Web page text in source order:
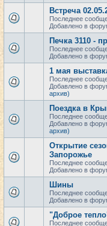
Встреча
Последнее
Добавлено в
Печка 3110 -
Последнее
Добавлено в
1 мая
Последнее
Добавлено в
архив)
Поездка в
Последнее
Добавлено в
архив)
Открытие
Запорожье
Последнее
Добавлено в
Шины
Последнее
Добавлено в
"Доброе
Последнее